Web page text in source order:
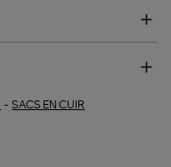
-SACS EN CUIR